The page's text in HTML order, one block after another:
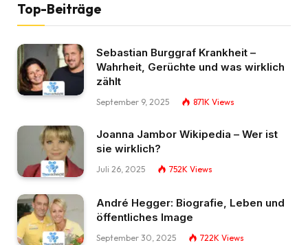
Top-Beiträge
Sebastian Burggraf Krankheit –
Wahrheit, Gerüchte und was wirklich
zählt
September 9, 2025 871K Views
Joanna Jambor Wikipedia – Wer ist
sie wirklich?
Juli 26, 2025 752K Views
André Hegger: Biografie, Leben und
öffentliches Image
September 30, 2025 722K Views